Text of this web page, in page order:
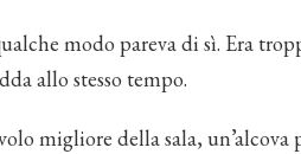
modo pareva di sì. Era
allo stesso tempo.
migliore della sala, un’alcova